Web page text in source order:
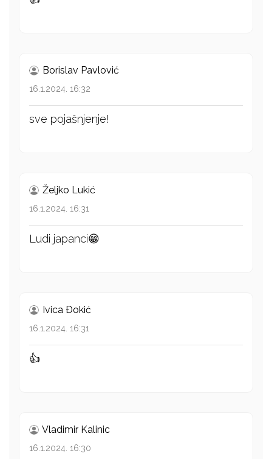
Borislav Pavlović
16.1.2024. 16:32
sve pojašnjenje!
Željko Lukić
16.1.2024. 16:31
Ludi japanci😁
Ivica Ðokić
16.1.2024. 16:31
👍
Vladimir Kalinic
16.1.2024. 16:30